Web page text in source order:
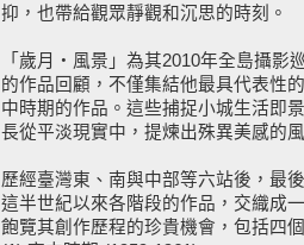
抑，也帶給觀眾靜觀和沉思的時刻。
「歲月‧風景」為其2010年全島攝影
的作品回顧，不僅集結他最具代表性
中時期的作品。這些捕捉小城生活即
長從平淡現實中，提煉出殊異美感的
歷經臺灣東、南與中部等六站後，最
這半世紀以來各階段的作品，交織成
飽覽其創作歷程的珍貴機會，包括四